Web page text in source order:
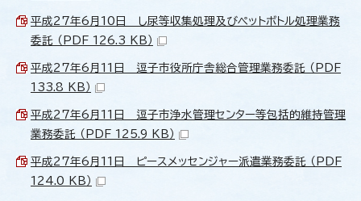
平成27年6月10日 し尿等収集処理及びペットボトル処理業務
委託 （PDF 126.3 KB）
平成27年6月11日 逗子市役所庁舎総合管理業務委託 （PDF
133.8 KB）
平成27年6月11日 逗子市浄水管理センター等包括的維持管理
業務委託 （PDF 125.9 KB）
平成27年6月11日 ピースメッセンジャー派遣業務委託 （PDF
124.0 KB）